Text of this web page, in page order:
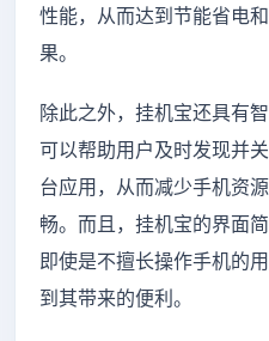
性能，从而达到节能省电
果。
除此之外，挂机宝还具有
可以帮助用户及时发现并
台应用，从而减少手机资
畅。而且，挂机宝的界面
即使是不擅长操作手机的
到其带来的便利。